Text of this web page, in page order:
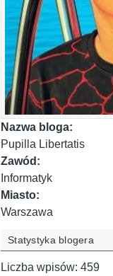
Nazwa bloga:
Pupilla Libertatis
Zawód:
Informatyk
Miasto:
Warszawa
Statystyka blogera
Liczba wpisów: 459